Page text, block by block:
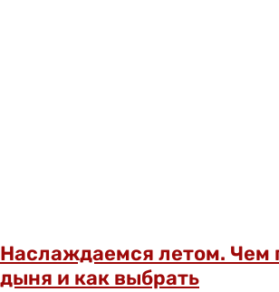
Наслаждаемся летом. Чем
дыня и как выбрать